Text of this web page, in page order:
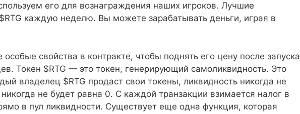
его для вознаграждения наших игроков. Лучшие
каждую неделю. Вы можете зарабатывать деньги, играя в
свойства в контракте, чтобы поднять его цену после запуска
Токен $RTG — это токен, генерирующий самоликвидность. Это
владелец $RTG продаст свои токены, ликвидность никогда не
не будет равна 0. С каждой транзакции взимается налог в
в пул ликвидности. Существует еще одна функция, которая